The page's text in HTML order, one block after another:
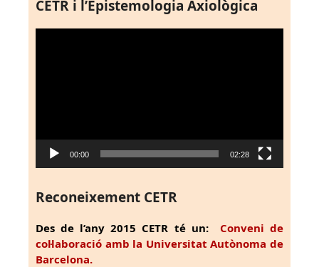
CETR i l’Epistemologia Axiològica
00:00 02:28
Reconeixement CETR
Des de l’any 2015 CETR té un: Conveni de
col·laboració amb la Universitat Autònoma de
Barcelona.